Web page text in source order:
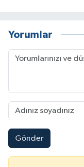
Yorumlar
Gönder